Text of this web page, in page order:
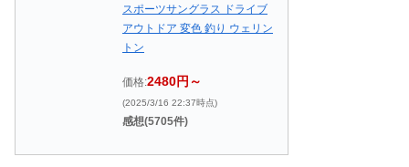
スポーツサングラス ドライブ
アウトドア 変色 釣り ウェリン
トン
価格:2480円～
(2025/3/16 22:37時点)
感想(5705件)